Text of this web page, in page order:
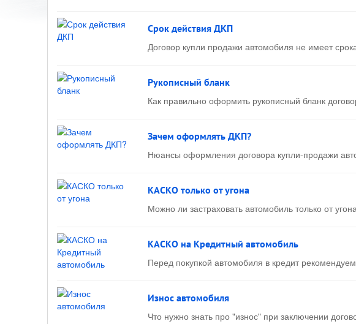
Срок действия ДКП
Договор купли продажи автомобиля не имеет
Рукописный бланк
Как правильно оформить рукописный бланк
Зачем оформлять ДКП?
Нюансы оформления договора купли-продажи
КАСКО только от угона
Можно ли застраховать автомобиль только от
КАСКО на Кредитный автомобиль
Перед покупкой автомобиля в кредит
Износ автомобиля
Что нужно знать про "износ" при заключении